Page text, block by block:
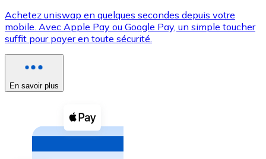
XRP
XRP
Voir toutes
Coupons crypto
Achetez des cryptomonnaies en espèces et d'autres
Acheter avec espèces
Achetez uniswap en quelques secondes depuis votre
mobile. Avec Apple Pay ou Google Pay, un simple toucher
suffit pour payer en toute sécurité.
En savoir plus